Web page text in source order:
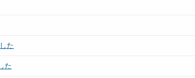
た
た